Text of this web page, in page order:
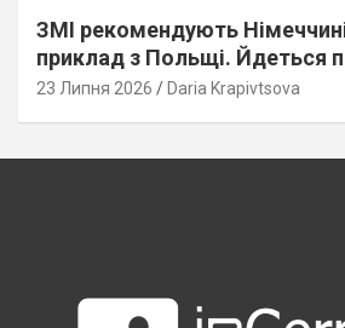
ЗМІ рекомендують
приклад з Польщі. Йдеться
до українців
23 Липня 2026 Daria Krapivtsova